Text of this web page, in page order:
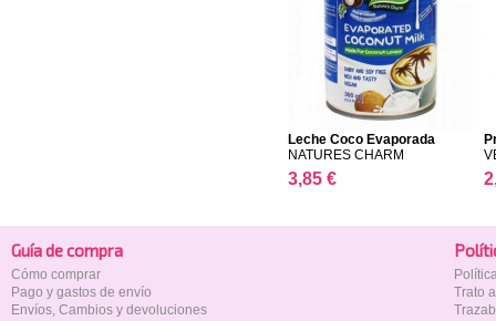
Leche Coco Evaporada
NATURES CHARM
3,85 €
Guía de compra
Cómo comprar
Pago y gastos de envío
Envíos, Cambios y devoluciones
Trato